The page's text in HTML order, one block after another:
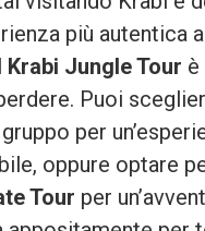
più autentica
Krabi Jungle Tour è
Puoi
per
oppure optare
Tour per